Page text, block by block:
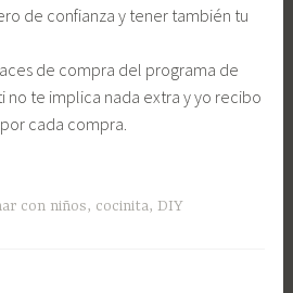
de confianza y tener también tu
de compra del programa de
no te implica nada extra y yo recibo
cada compra.
con niños, cocinita,DIY